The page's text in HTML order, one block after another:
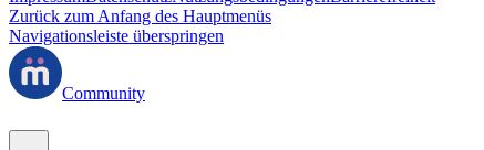
Zurück zum Anfang des Hauptmenüs
Navigationsleiste überspringen
Community